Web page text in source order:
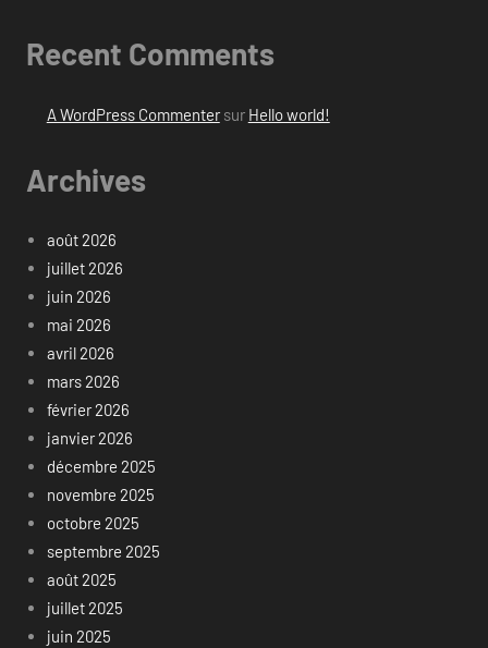
Recent Comments
A WordPress Commentersur Hello world!
Archives
août 2026
juillet 2026
juin 2026
mai 2026
avril 2026
mars 2026
février 2026
janvier 2026
décembre 2025
novembre 2025
octobre 2025
septembre 2025
août 2025
juillet 2025
juin 2025